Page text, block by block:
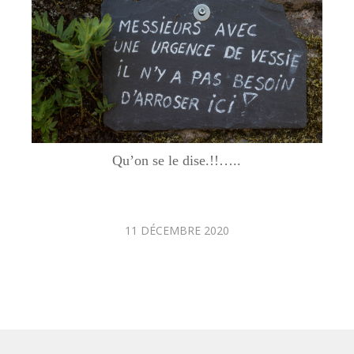
Qu’on se le dise.!!…..
11 DÉCEMBRE 2020